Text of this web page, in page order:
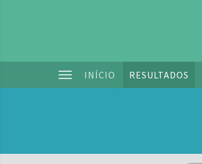
INÍCIO RESULTADOS